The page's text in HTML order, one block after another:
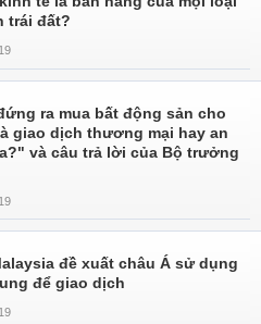
trái đất?
ra mua bất động sản cho
giao dịch thương mại hay an
và câu trả lời của Bộ trưởng
đề xuất châu Á sử dụng
để giao dịch